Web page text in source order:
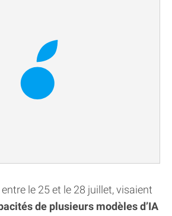
le 25 et le 28 juillet, visaient
de plusieurs modèles d’IA